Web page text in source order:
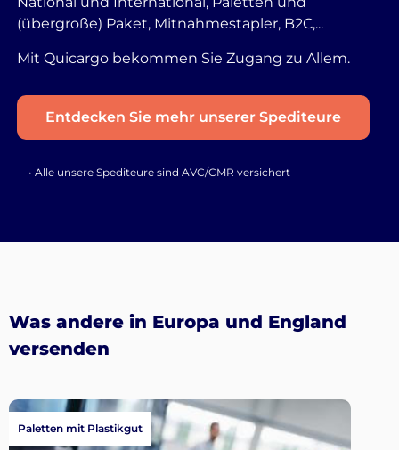
(übergroße) Paket, Mitnahmestapler, B2C,...
Mit Quicargo bekommen Sie Zugang zu Allem.
Entdecken Sie mehr unserer Spediteure
• Alle unsere Spediteure sind AVC/CMR versichert
Was andere in Europa und England
versenden
Paletten mit Plastikgut